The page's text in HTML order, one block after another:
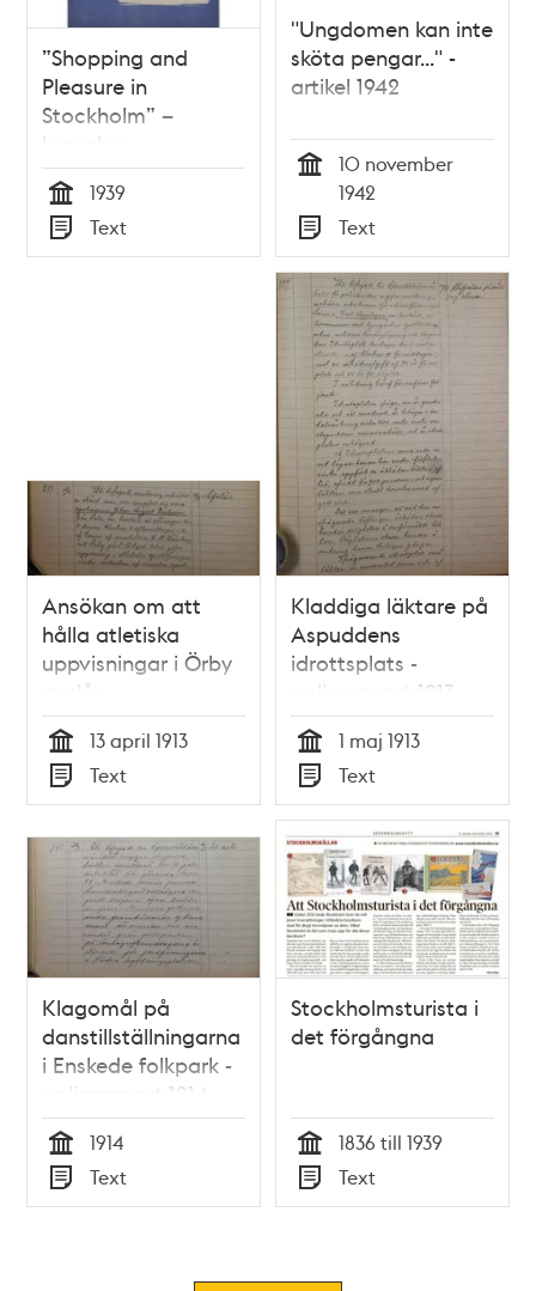
”Shopping and
Pleasure in
Stockholm” –
broschyr
Stockholms
Turisttrafikförbund
1939
Tid
1939
Typ
Text
"Ungdomen kan inte
sköta pengar..." -
artikel 1942
10 november
1942
Typ
Text
Ansökan om att
hålla atletiska
uppvisningar i Örby
avslås –
polisrapport 1913
Tid
13 april 1913
Typ
Text
Kladdiga läktare på
Aspuddens
idrottsplats -
polisrapport 1913
Tid
1 maj 1913
Typ
Text
Klagomål på
danstillställningarna
i Enskede folkpark -
polisrapport 1914
Tid
1914
Typ
Text
Stockholmsturista i
det förgångna
Tid
1836 till 1939
Typ
Text